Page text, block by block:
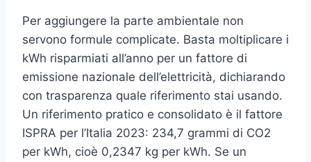
Per aggiungere la parte ambientale non
servono formule complicate. Basta moltiplicare i
kWh risparmiati all’anno per un fattore di
emissione nazionale dell’elettricità, dichiarando
con trasparenza quale riferimento stai usando.
Un riferimento pratico e consolidato è il fattore
ISPRA per l’Italia 2023: 234,7 grammi di CO2
per kWh, cioè 0,2347 kg per kWh. Se un